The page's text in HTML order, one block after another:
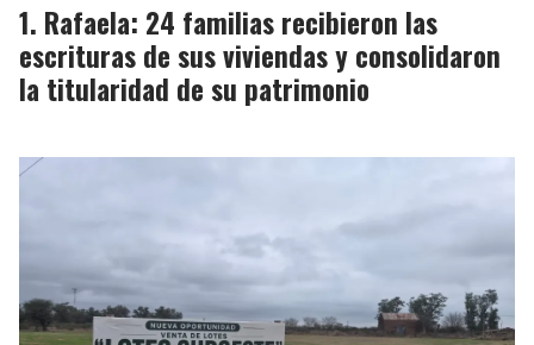
Rafaela: 24 familias recibieron las
escrituras de sus viviendas y consolidaron
la titularidad de su patrimonio